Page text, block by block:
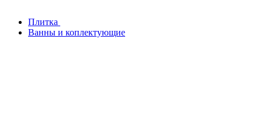
Плитка
Ванны и коплектующие